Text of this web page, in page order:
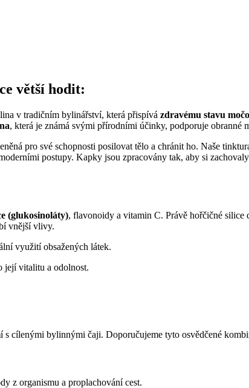
větší hodit:
v tradičním bylinářství, která přispívá zdravému stavu
, která je známá svými přírodními účinky, podporuje obranné
pro své schopnosti posilovat tělo a chránit ho. Naše
postupy. Kapky jsou zpracovány tak, aby si
(glukosinoláty), flavonoidy a vitamin C. Právě hořčičné
vnější vlivy.
využití obsažených látek.
její vitalitu a odolnost.
cílenými bylinnými čaji. Doporučujeme tyto osvědčené
z organismu a proplachování cest.